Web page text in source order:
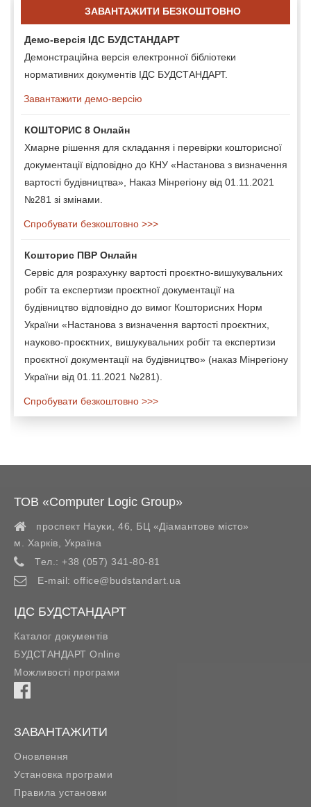
ЗАВАНТАЖИТИ БЕЗКОШТОВНО
Демо-версія ІДС БУДСТАНДАРТ
Демонстраційна версія електронної бібліотеки
нормативних документів ІДС БУДСТАНДАРТ.
Завантажити демо-версію
КОШТОРИС 8 Онлайн
Хмарне рішення для складання і перевірки кошторисної
документації відповідно до КНУ «Настанова з визначення
вартості будівництва», Наказ Мінрегіону від 01.11.2021
№281 зі змінами.
Спробувати безкоштовно >>>
Кошторис ПВР Онлайн
Сервіс для розрахунку вартості проєктно-вишукувальних
робіт та експертизи проєктної документації на
будівництво відповідно до вимог Кошторисних Норм
України «Настанова з визначення вартості проєктних,
науково-проєктних, вишукувальних робіт та експертизи
проєктної документації на будівництво» (наказ Мінрегіону
України від 01.11.2021 №281).
Спробувати безкоштовно >>>
ТОВ «Computer Logic Group»
проспект Науки, 46, БЦ «Діамантове місто»
м. Харків
Україна
Тел.: +38 (057) 341-80-81
E-mail: office@budstandart.ua
ІДС БУДСТАНДАРТ
Каталог документів
БУДСТАНДАРТ Online
Можливості програми
ЗАВАНТАЖИТИ
Оновлення
Установка програми
Правила установки